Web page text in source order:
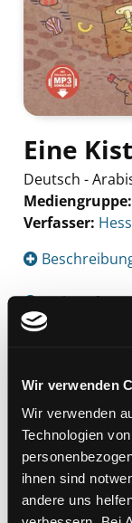
Wir verwenden
Wir verwenden
Technologien
ihnen sind
andere uns
Eine
Deutsch -
Mediengruppe:
Verfasser:
Mehr
Zweigstelle:
Signatur:
Standort 2:
Status: